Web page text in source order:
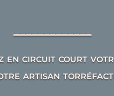
en circuit court
artisan